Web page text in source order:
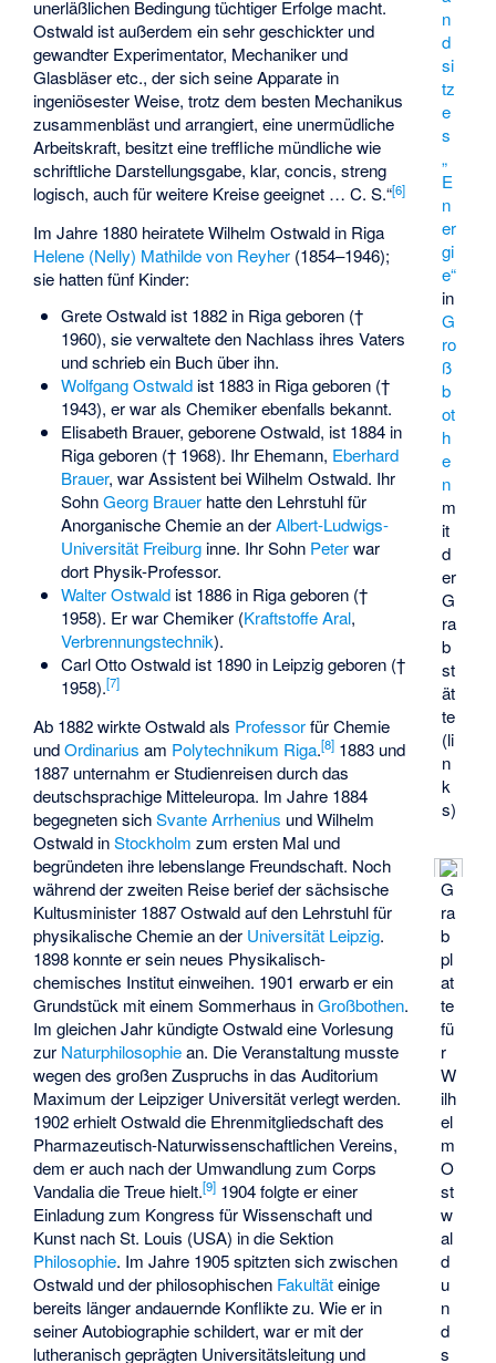
n
d
si
tz
e
s
„
E
n
er
gi
e“
in
G
ro
ß
b
ot
h
e
n
m
it
d
er
G
ra
b
st
ät
te
(li
n
k
s)
G
ra
b
pl
at
te
fü
r
W
ilh
el
m
O
st
w
al
d
u
n
d
s
unerläßlichen Bedingung tüchtiger Erfolge macht.
Ostwald ist außerdem ein sehr geschickter und
gewandter Experimentator, Mechaniker und
Glasbläser etc., der sich seine Apparate in
ingeniösester Weise, trotz dem besten Mechanikus
zusammenbläst und arrangiert, eine unermüdliche
Arbeitskraft, besitzt eine treffliche mündliche wie
schriftliche Darstellungsgabe, klar, concis, streng
logisch, auch für weitere Kreise geeignet … C. S.“[6]
Im Jahre 1880 heiratete Wilhelm Ostwald in Riga
Helene (Nelly) Mathilde von Reyher (1854–1946);
sie hatten fünf Kinder:
Grete Ostwald ist 1882 in Riga geboren (†
1960), sie verwaltete den Nachlass ihres Vaters
und schrieb ein Buch über ihn.
Wolfgang Ostwaldist 1883 in Riga geboren (†
1943), er war als Chemiker ebenfalls bekannt.
Elisabeth Brauer, geborene Ostwald, ist 1884 in
Riga geboren († 1968). Ihr Ehemann, Eberhard
Brauer, war Assistent bei Wilhelm Ostwald. Ihr
SohnGeorg Brauerhatte den Lehrstuhl für
Anorganische Chemie an derAlbert-Ludwigs-
Universität Freiburginne. Ihr Sohn Peterwar
dort Physik-Professor.
Walter Ostwaldist 1886 in Riga geboren (†
1958). Er war Chemiker (Kraftstoffe Aral,
Verbrennungstechnik).
Carl Otto Ostwald ist 1890 in Leipzig geboren (†
1958).[7]
Ab 1882 wirkte Ostwald als Professorfür Chemie
undOrdinarius am Polytechnikum Riga.[8] 1883 und
1887 unternahm er Studienreisen durch das
deutschsprachige Mitteleuropa. Im Jahre 1884
begegneten sichSvante Arrhenius und Wilhelm
Ostwald inStockholm zum ersten Mal und
begründeten ihre lebenslange Freundschaft. Noch
während der zweiten Reise berief der sächsische
Kultusminister 1887 Ostwald auf den Lehrstuhl für
physikalische Chemie an der Universität Leipzig.
1898 konnte er sein neues Physikalisch-
chemisches Instituteinweihen. 1901 erwarb er ein
Grundstück mit einem Sommerhaus inGroßbothen.
Im gleichen Jahr kündigte Ostwald eine Vorlesung
zur Naturphilosophiean. Die Veranstaltung musste
wegen des großen Zuspruchs in das Auditorium
Maximum der Leipziger Universität verlegt werden.
1902 erhielt Ostwald die Ehrenmitgliedschaft des
Pharmazeutisch-Naturwissenschaftlichen Vereins,
dem er auch nach der Umwandlung zum Corps
Vandalia die Treue hielt.[9] 1904 folgte er einer
Einladung zum Kongress für Wissenschaft und
Kunst nach St. Louis (USA) in die Sektion
Philosophie. Im Jahre 1905 spitzten sich zwischen
Ostwald und der philosophischen Fakultäteinige
bereits länger andauernde Konflikte zu. Wie er in
seiner Autobiographie schildert, war er mit der
lutheranisch geprägten Universitätsleitung und